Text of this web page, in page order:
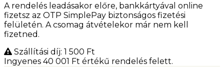
A rendelés leadásakor előre, bankkártyával online
fizetsz az OTP SimplePay biztonságos fizetési
felületén. A csomag átvételekor már nem kell
fizetned.
Szállítási díj: 1 500 Ft
Ingyenes 40 001 Ft értékű rendelés felett.